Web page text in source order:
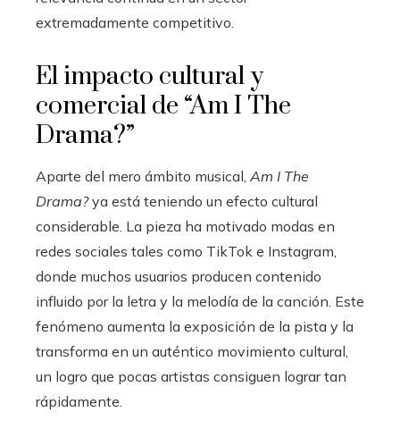
extremadamente competitivo.
El impacto cultural y
comercial de “Am I The
Drama?”
Aparte del mero ámbito musical, Am I The
Drama?ya está teniendo un efecto cultural
considerable. La pieza ha motivado modas en
redes sociales tales como TikTok e Instagram,
donde muchos usuarios producen contenido
influido por la letra y la melodía de la canción. Este
fenómeno aumenta la exposición de la pista y la
transforma en un auténtico movimiento cultural,
un logro que pocas artistas consiguen lograr tan
rápidamente.